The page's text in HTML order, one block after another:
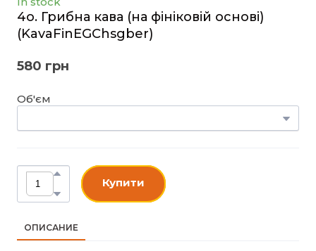
4o. Грибна кава (на фініковій основі)
(KavaFinEGChsgber)
580 грн
Об'єм
Купити
ОПИСАНИЕ